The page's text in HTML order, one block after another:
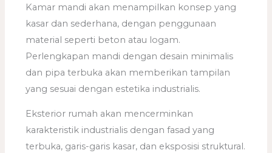
Kamar mandi akan menampilkan konsep yang
kasar dan sederhana, dengan penggunaan
material seperti beton atau logam.
Perlengkapan mandi dengan desain minimalis
dan pipa terbuka akan memberikan tampilan
yang sesuai dengan estetika industrialis.
Eksterior rumah akan mencerminkan
karakteristik industrialis dengan fasad yang
terbuka, garis-garis kasar, dan eksposisi struktural.